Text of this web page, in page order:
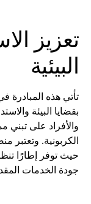
تعزيز
البيئية
تأتي هذه المبادرة
بقضايا البيئة
والأفراد على تبني
الكربونية. وتعتبر
حيث توفر إطارًا
جودة الخدمات